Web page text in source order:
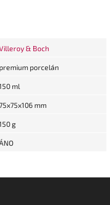
& Boch
premium porcelán
ml
mm
g